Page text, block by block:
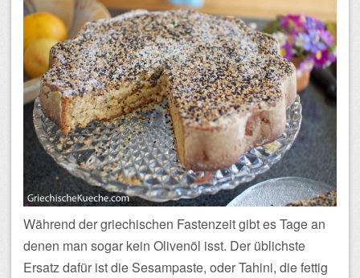
Während der griechischen Fastenzeit gibt es Tage an
denen man sogar kein Olivenöl isst. Der üblichste
Ersatz dafür ist die Sesampaste, oder Tahini, die fettig